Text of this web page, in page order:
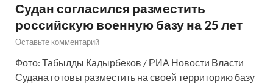
Судан согласился разместить
российскую военную базу на 25 лет
Оставьте комментарий
Фото: Табылды Кадырбеков / РИА Новости Власти
Судана готовы разместить на своей территорию базу